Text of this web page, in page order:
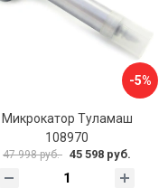
-5%
Микрокатор Туламаш
108970
47 998 руб. 45 598 руб.